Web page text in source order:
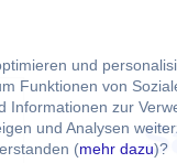
und
Funktionen von
Informationen zur
und Analysen
(mehr dazu)?